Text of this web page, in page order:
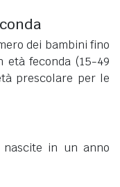
dei bambini fino
feconda (15-49
prescolare per le
nascite in un anno